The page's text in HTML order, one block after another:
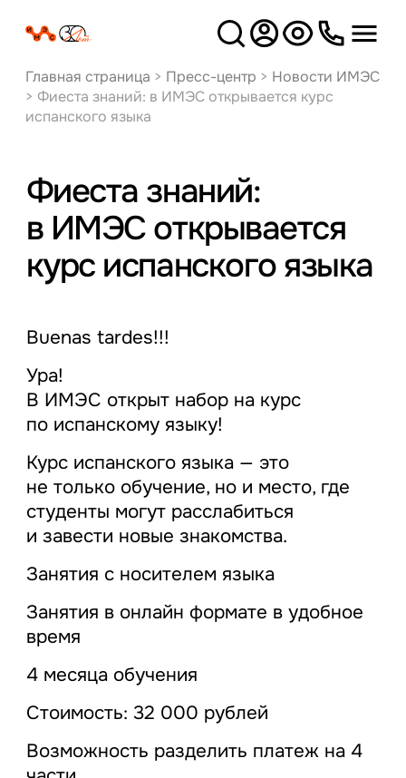
Версия
для слабовидящих
Главная страница > Пресс-центр > Новости ИМЭС
> Фиеста знаний: в ИМЭС открывается курс
испанского языка
Фиеста знаний:
в ИМЭС открывается
курс испанского языка
Buenas tardes!!!
Ура!
В ИМЭС открыт набор на курс
по испанскому языку!
Курс испанского языка — это
не только обучение, но и место, где
студенты могут расслабиться
и завести новые знакомства.
Занятия с носителем языка
Занятия в онлайн формате в удобное
время
4 месяца обучения
Стоимость: 32 000 рублей
Возможность разделить платеж на 4